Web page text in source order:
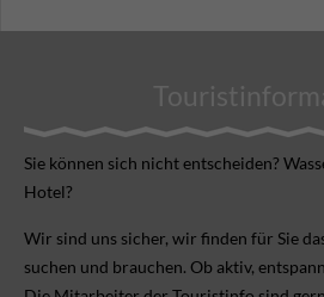
Sie können sich nicht ent­scheiden?
Hotel?
Wir sind uns sicher, wir finden für Sie
suchen und brauchen. Ob aktiv,